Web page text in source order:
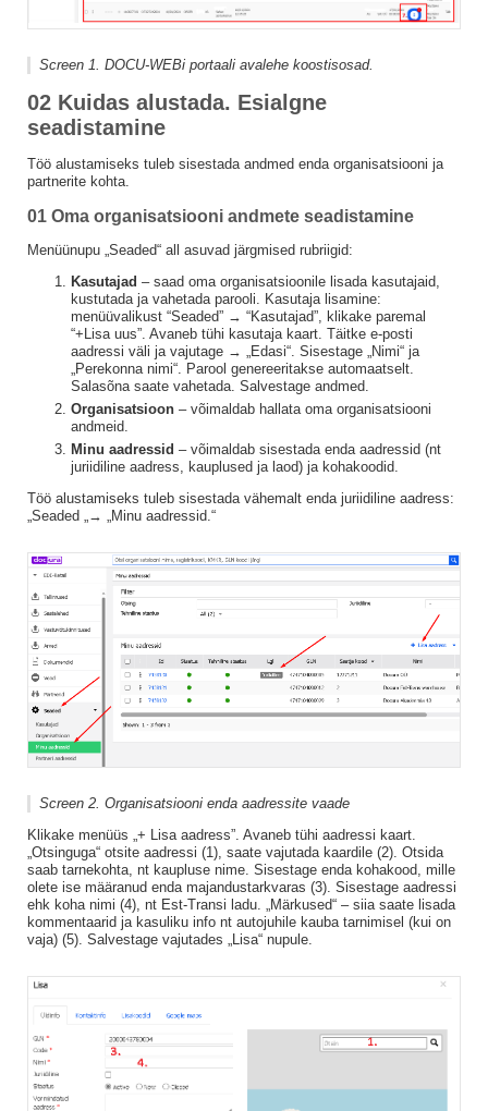
Screen 1. DOCU-WEBi portaali avalehe koostisosad.
02 Kuidas alustada. Esialgne
seadistamine
Töö alustamiseks tuleb sisestada andmed enda organisatsiooni ja
partnerite kohta.
01 Oma organisatsiooni andmete seadistamine
Menüünupu „Seaded“ all asuvad järgmised rubriigid:
Kasutajad – saad oma organisatsioonile lisada kasutajaid,
kustutada ja vahetada parooli. Kasutaja lisamine:
menüüvalikust “Seaded” → “Kasutajad”, klikake paremal
“+Lisa uus”. Avaneb tühi kasutaja kaart. Täitke e-posti
aadressi väli ja vajutage → „Edasi“. Sisestage „Nimi“ ja
„Perekonna nimi“. Parool genereeritakse automaatselt.
Salasõna saate vahetada. Salvestage andmed.
Organisatsioon – võimaldab hallata oma organisatsiooni
andmeid.
Minu aadressid – võimaldab sisestada enda aadressid (nt
juriidiline aadress, kauplused ja laod) ja kohakoodid.
Töö alustamiseks tuleb sisestada vähemalt enda juriidiline aadress:
„Seaded „→ „Minu aadressid.“
Screen 2. Organisatsiooni enda aadressite vaade
Klikake menüüs „+ Lisa aadress”. Avaneb tühi aadressi kaart.
„Otsinguga“ otsite aadressi (1), saate vajutada kaardile (2). Otsida
saab tarnekohta, nt kaupluse nime. Sisestage enda kohakood, mille
olete ise määranud enda majandustarkvaras (3). Sisestage aadressi
ehk koha nimi (4), nt Est-Transi ladu. „Märkused“ – siia saate lisada
kommentaarid ja kasuliku info nt autojuhile kauba tarnimisel (kui on
vaja) (5). Salvestage vajutades „Lisa“ nupule.